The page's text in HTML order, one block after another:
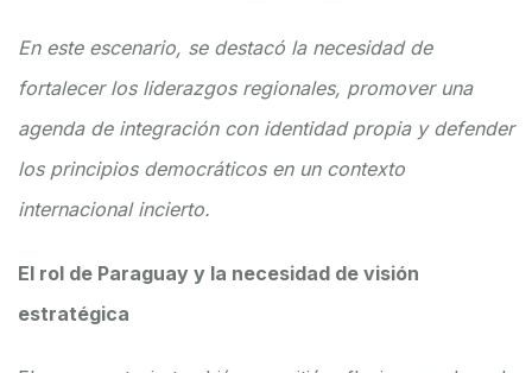
En este escenario, se destacó la necesidad de
fortalecer los liderazgos regionales, promover una
agenda de integración con identidad propia y defender
los principios democráticos en un contexto
internacional incierto.
El rol de Paraguay y la necesidad de visión
estratégica